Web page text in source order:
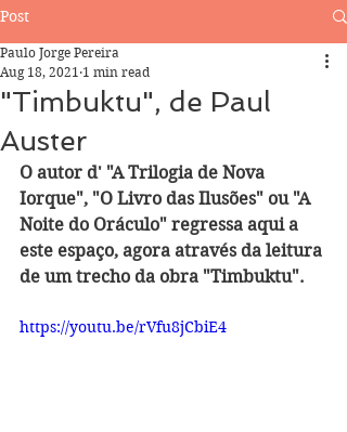
Post
"Timbuktu", de Paul
Auster
Paulo Jorge Pereira
Aug 18, 2021 1 min read
O autor d' "A Trilogia de Nova
Iorque", "O Livro das Ilusões" ou "A
Noite do Oráculo" regressa aqui a
este espaço, agora através da leitura
de um trecho da obra "Timbuktu".
https://youtu.be/rVfu8jCbiE4